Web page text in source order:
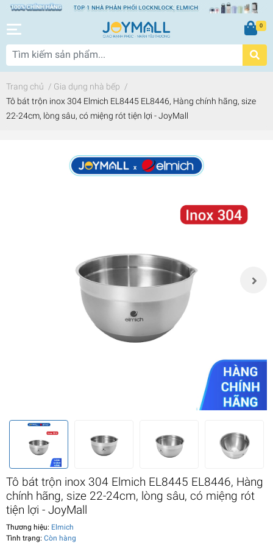
0
Trang chủ / Gia dụng nhà bếp /
Tô bát trộn inox 304 Elmich EL8445 EL8446, Hàng chính hãng, size
22-24cm, lòng sâu, có miệng rót tiện lợi - JoyMall
Tô bát trộn inox 304 Elmich EL8445 EL8446, Hàng
chính hãng, size 22-24cm, lòng sâu, có miệng rót
tiện lợi - JoyMall
Thương hiệu: Elmich
Tình trạng: Còn hàng